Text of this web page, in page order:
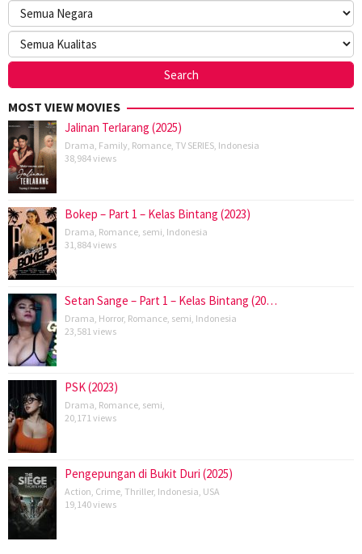
MOST VIEW MOVIES
Jalinan Terlarang (2025)
Drama Family Romance TV SERIES Indonesia
38,984 views
Bokep – Part 1 – Kelas Bintang (2023)
Drama Romance semi Indonesia
31,884 views
Setan Sange – Part 1 – Kelas Bintang (20…
Drama Horror, Romance semi Indonesia
23,581 views
PSK (2023)
Drama Romance semi
20,171 views
Pengepungan di Bukit Duri (2025)
Action Crime Thriller, Indonesia USA
19,140 views